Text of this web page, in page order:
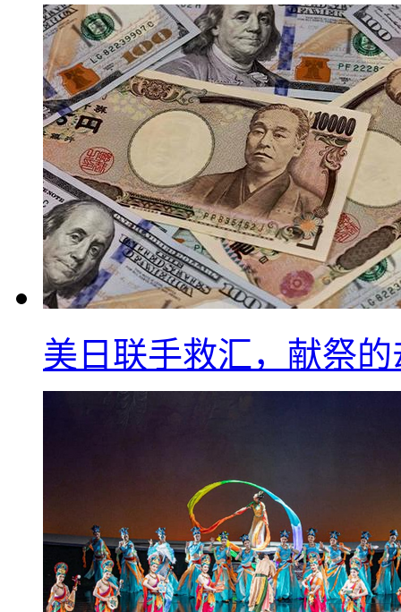
美日联手救汇，献祭